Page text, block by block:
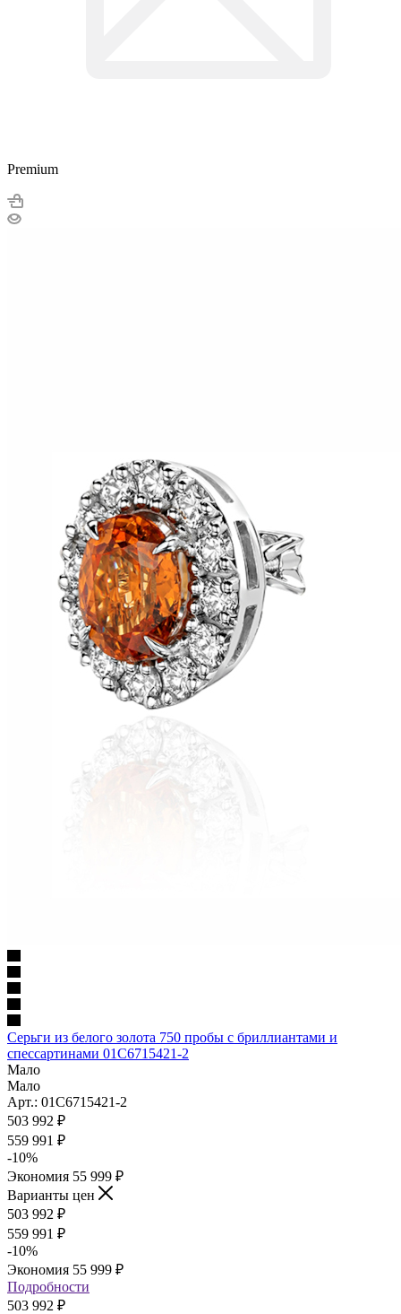
Premium
Серьги из белого золота 750 пробы с бриллиантами и
спессартинами 01С6715421-2
Мало
Мало
Арт.: 01С6715421-2
503 992 ₽
559 991 ₽
-10%
Экономия 55 999 ₽
Варианты цен
503 992 ₽
559 991 ₽
-10%
Экономия 55 999 ₽
Подробности
503 992 ₽